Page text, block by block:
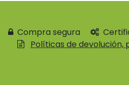
Compra segura
Políticas de devolución,